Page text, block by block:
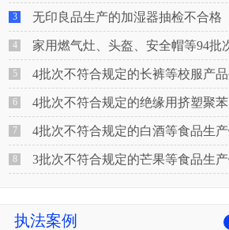
3 无印良品生产的加湿器抽检不合格
4 家用燃气灶、头盔、安全帽等94批次产品抽查不
5 4批次不符合规定的长裤等校服产品生产销售企业被济南市市场监
6 4批次不符合规定的绝缘用挤塑聚苯乙烯泡沫板（XPS）等产品生产销售企业被广元市市场监督
7 4批次不符合规定的白酒等食品生产销售企业被重庆市市场监督管理
8 3批次不符合规定的芒果等食品生产销售企业被长治市屯留区市场监督管
执法案例